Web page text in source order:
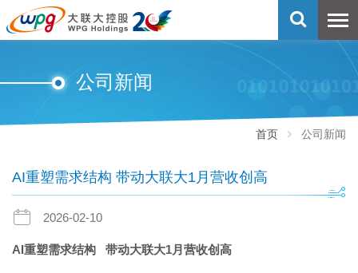
公司新闻
首页 公司新闻
AI重塑需求结构 带动大联大1月营收创高
2026-02-10
AI重塑需求结构 带动大联大1月营收创高